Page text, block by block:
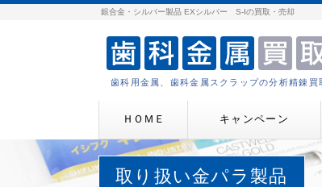
銀合金・シルバー製品 EXシルバー S-Ⅰの買取・売却
歯科用金属、歯科金属スクラップの分析精錬買
ＨＯＭＥ キャンペーン
取り扱い金パラ製品